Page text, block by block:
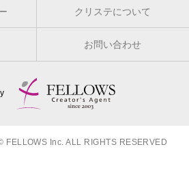
クリステについて
お問い合わせ
Inc. ALL RIGHTS RESERVED